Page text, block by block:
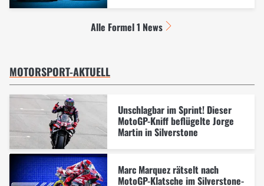
Alle Formel 1 News
MOTORSPORT-AKTUELL
Unschlagbar im Sprint! Dieser
MotoGP-Kniff beflügelte Jorge
Martin in Silverstone
Marc Marquez rätselt nach
MotoGP-Klatsche im Silverstone-